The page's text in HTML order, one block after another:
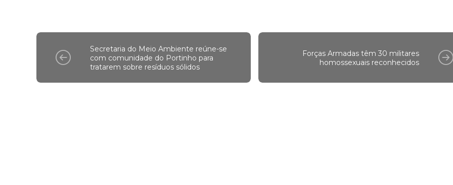
Secretaria do Meio Ambiente reúne-se
com comunidade do Portinho para
tratarem sobre resíduos sólidos
Forças Armadas têm 30 militares
homossexuais reconhecidos